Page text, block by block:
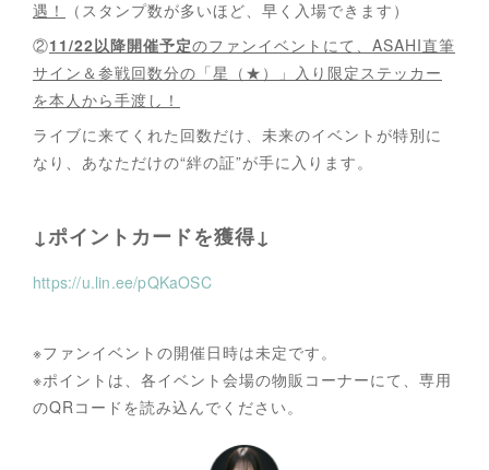
遇！
（スタンプ数が多いほど、早く入場できます）
②11/22以降開催予定のファンイベントにて、ASAHI直筆
サイン＆参戦回数分の「星（★）」入り限定ステッカー
を本人から手渡し！
ライブに来てくれた回数だけ、未来のイベントが特別に
なり、あなただけの“絆の証”が手に入ります。
↓ポイントカードを獲得↓
https://u.lin.ee/pQKaOSC
※ファンイベントの開催日時は未定です。
※ポイントは、各イベント会場の物販コーナーにて、専用
のQRコードを読み込んでください。